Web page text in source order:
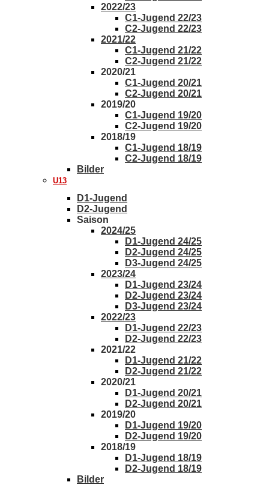
2022/23
C1-Jugend 22/23
C2-Jugend 22/23
2021/22
C1-Jugend 21/22
C2-Jugend 21/22
2020/21
C1-Jugend 20/21
C2-Jugend 20/21
2019/20
C1-Jugend 19/20
C2-Jugend 19/20
2018/19
C1-Jugend 18/19
C2-Jugend 18/19
Bilder
U13
D1-Jugend
D2-Jugend
Saison
2024/25
D1-Jugend 24/25
D2-Jugend 24/25
D3-Jugend 24/25
2023/24
D1-Jugend 23/24
D2-Jugend 23/24
D3-Jugend 23/24
2022/23
D1-Jugend 22/23
D2-Jugend 22/23
2021/22
D1-Jugend 21/22
D2-Jugend 21/22
2020/21
D1-Jugend 20/21
D2-Jugend 20/21
2019/20
D1-Jugend 19/20
D2-Jugend 19/20
2018/19
D1-Jugend 18/19
D2-Jugend 18/19
Bilder